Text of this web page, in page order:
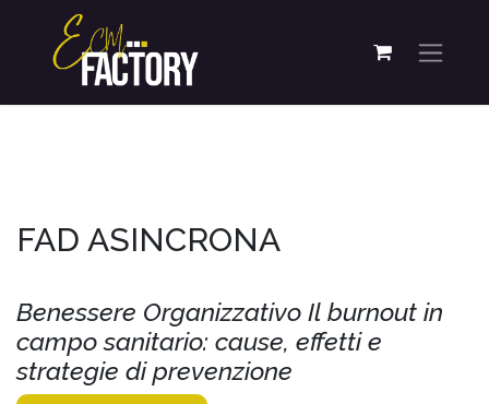
FAD ASINCRONA
Benessere Organizzativo Il burnout in
campo sanitario: cause, effetti e
strategie di prevenzione